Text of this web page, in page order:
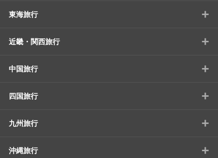
東海旅行 +
近畿・関西旅行 +
中国旅行 +
四国旅行 +
九州旅行 +
沖縄旅行 +